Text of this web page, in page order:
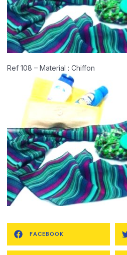
Ref 108 – Material : Chiffon
FACEBOOK